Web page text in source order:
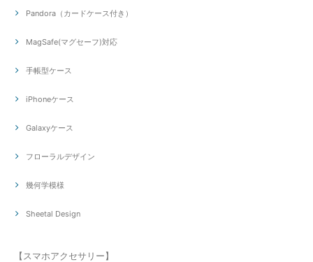
Pandora（カードケース付き）
MagSafe(マグセーフ)対応
手帳型ケース
iPhoneケース
Galaxyケース
フローラルデザイン
幾何学模様
Sheetal Design
【スマホアクセサリー】